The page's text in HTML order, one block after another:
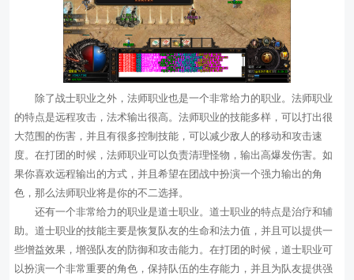
除了战士职业之外，法师职业也是一个非常给力的职业。法师职业
的特点是远程攻击，法术输出很高。法师职业的技能多样，可以打出很
大范围的伤害，并且有很多控制技能，可以减少敌人的移动和攻击速
度。在打团的时候，法师职业可以负责清理怪物，输出高爆发伤害。如
果你喜欢远程输出的方式，并且希望在团战中扮演一个强力输出的角
色，那么法师职业将是你的不二选择。
还有一个非常给力的职业是道士职业。道士职业的特点是治疗和辅
助。道士职业的技能主要是恢复队友的生命和法力值，并且可以提供一
些增益效果，增强队友的防御和攻击能力。在打团的时候，道士职业可
以扮演一个非常重要的角色，保持队伍的生存能力，并且为队友提供强